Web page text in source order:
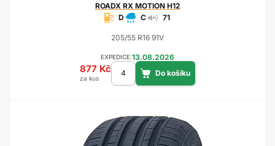
ROADX RX MOTION H12
D
C 71
205/55 R16 91V
EXPEDICE:13.08.2026
877 Kč
za kus